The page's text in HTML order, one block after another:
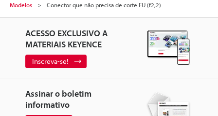
Modelos
Conector que não precisa de corte FU (f2,2)
ACESSO EXCLUSIVO A
MATERIAIS KEYENCE
Inscreva-se!
Assinar o boletim
informativo